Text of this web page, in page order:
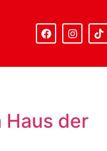
Haus der